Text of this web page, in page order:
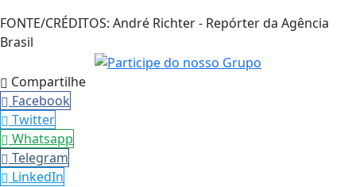
FONTE/CRÉDITOS: André Richter - Repórter da Agência
Brasil
Compartilhe
Facebook
Twitter
Whatsapp
Telegram
LinkedIn